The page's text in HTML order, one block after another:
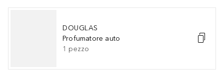
DOUGLAS
Profumatore auto
1 pezzo